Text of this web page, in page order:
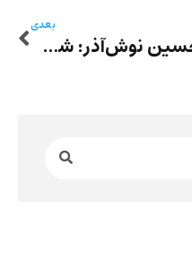
بعدی
حسین نوش‌آذر: شخصیت‌‌پردازی در داستان‌های کوتاه مهشید امیرشاهی